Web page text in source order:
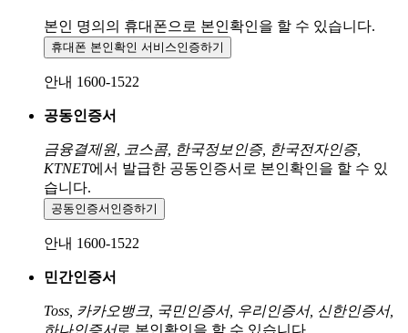
본인 명의의 휴대폰으로 본인확인을 할 수 있습니다.
휴대폰 본인확인 서비스인증하기
안내 1600-1522
공동인증서
금융결제원, 코스콤, 한국정보인증, 한국전자인증,
KTNET에서 발급한 공동인증서로 본인확인을 할 수 있
습니다.
공동인증서 인증하기
안내 1600-1522
민간인증서
Toss, 카카오뱅크, 국민인증서, 우리인증서, 신한인증서,